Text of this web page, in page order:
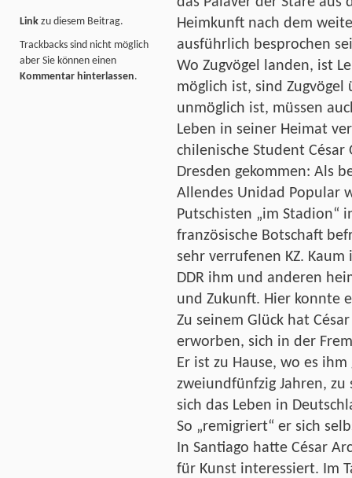
Heimkunft nach dem
ausführlich besprochen
Wo Zugvögel landen, ist
möglich ist, sind Zugvögel
unmöglich ist, müssen
Leben in seiner Heimat
chilenische Student César
Dresden gekommen: Als
Allendes Unidad Popular
Putschisten „im Stadion“
französische Botschaft
sehr verrufenen KZ.
DDR ihm und anderen
und Zukunft. Hier konnte
Zu seinem Glück hat
erworben, sich in der
Er ist zu Hause, wo es
zweiundfünfzig Jahren, zu
sich das Leben in
So „remigriert“ er sich
In Santiago hatte César
für Kunst interessiert. Im
Link zu diesem Beitrag.
Trackbacks sind nicht möglich
aber Sie können einen
Kommentar hinterlassen.